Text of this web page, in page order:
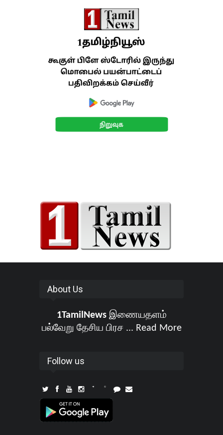
About Us
1TamilNewsஇணையதளம்
பல்வேறு தேசிய பிரச ... Read More
Follow us